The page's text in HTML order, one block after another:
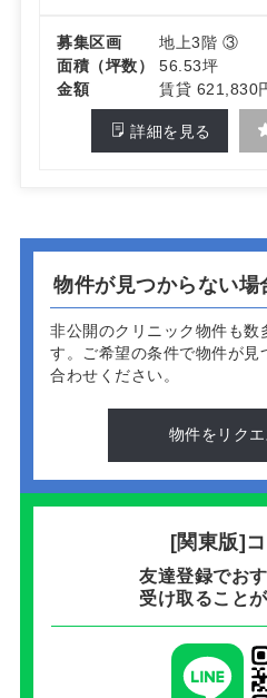
募集区画
地上3階 ③
面積（坪数）
56.53坪
金額
賃貸 621,830
詳細を見る
物件が見つからない
非公開のクリニック物件も数
す。 ご希望の条件で物件が見
合わせください。
物件をリク
[関東版]
友達登録でお
受け取ること